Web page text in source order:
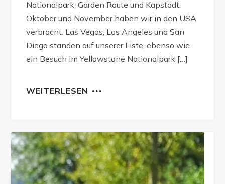
Nationalpark, Garden Route und Kapstadt.
Oktober und November haben wir in den USA
verbracht. Las Vegas, Los Angeles und San
Diego standen auf unserer Liste, ebenso wie
ein Besuch im Yellowstone Nationalpark […]
WEITERLESEN